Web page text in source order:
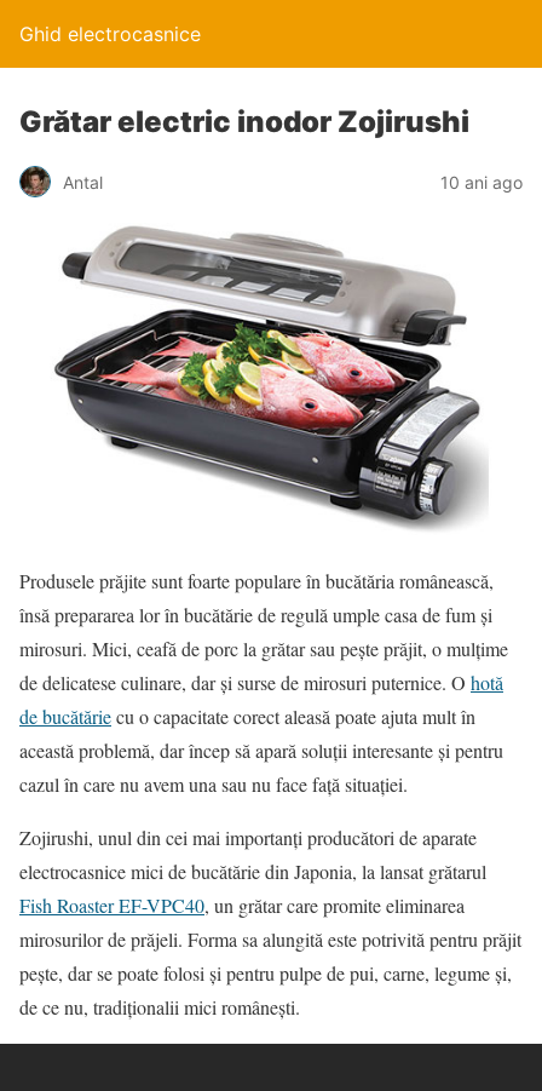
Ghid electrocasnice
Grătar electric inodor Zojirushi
Antal 10 ani ago
Produsele prăjite sunt foarte populare în bucătăria românească,
însă prepararea lor în bucătărie de regulă umple casa de fum şi
mirosuri. Mici, ceafă de porc la grătar sau peşte prăjit, o mulţime
de delicatese culinare, dar şi surse de mirosuri puternice. O hotă
de bucătăriecu o capacitate corect aleasă poate ajuta mult în
această problemă, dar încep să apară soluţii interesante şi pentru
cazul în care nu avem una sau nu face faţă situaţiei.
Zojirushi, unul din cei mai importanţi producători de aparate
electrocasnice mici de bucătărie din Japonia, la lansat grătarul
Fish Roaster EF-VPC40, un grătar care promite eliminarea
mirosurilor de prăjeli. Forma sa alungită este potrivită pentru prăjit
peşte, dar se poate folosi şi pentru pulpe de pui, carne, legume şi,
de ce nu, tradiţionalii mici româneşti.